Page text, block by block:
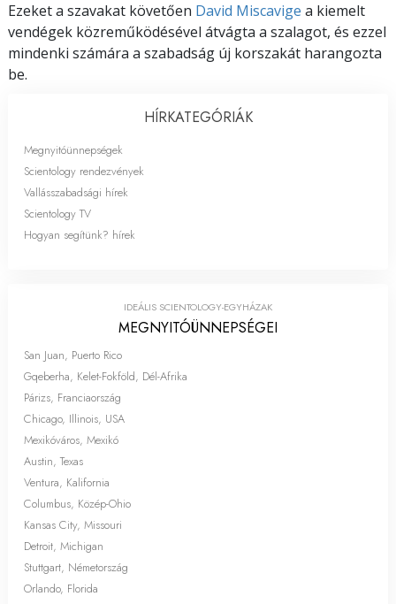
Ezeket a szavakat követően David Miscavige a kiemelt
vendégek közreműködésével átvágta a szalagot, és ezzel
mindenki számára a szabadság új korszakát harangozta
be.
HÍRKATEGÓRIÁK
Megnyitóünnepségek
Scientology rendezvények
Vallásszabadsági hírek
Scientology TV
Hogyan segítünk? hírek
IDEÁLIS SCIENTOLOGY-EGYHÁZAK
MEGNYITÓ­ÜNNEPSÉGEI
San Juan, Puerto Rico
Gqeberha, Kelet-Fokföld, Dél-Afrika
Párizs, Franciaország
Chicago, Illinois, USA
Mexikóváros, Mexikó
Austin, Texas
Ventura, Kalifornia
Columbus, Közép-Ohio
Kansas City, Missouri
Detroit, Michigan
Stuttgart, Németország
Orlando, Florida